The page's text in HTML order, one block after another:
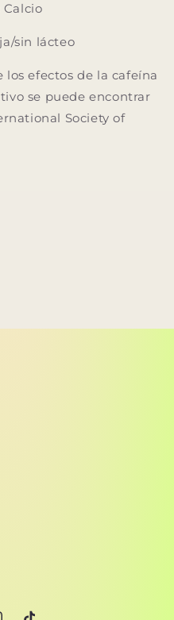
Calcio
sin lácteo
efectos de la cafeína
se puede encontrar
Society of